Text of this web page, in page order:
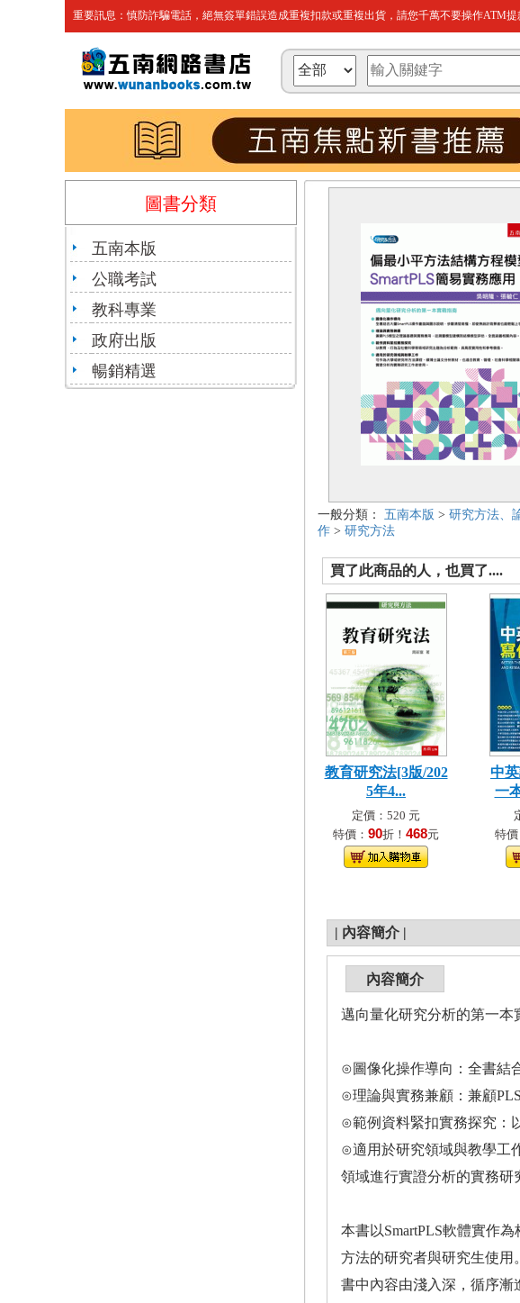
重要訊息：慎防詐騙電話，絕無簽單錯誤造成重複扣款或重複出貨，請您千萬不要操作ATM提
圖書分類
五南本版
公職考試
教科專業
政府出版
暢銷精選
一般分類： 五南本版 > 研究方法、
作 > 研究方法
買了此商品的人，也買了....
教育研究法[3版/202
5年4...
定價：520 元
特價： 90折！ 468元
中
一
特價
| 內容簡介 |
內容簡介
邁向量化研究分析的第一本
⊙圖像化操作導向：全書結
⊙理論與實務兼顧：兼顧
⊙範例資料緊扣實務探究：
⊙適用於研究領域與教學工
領域進行實證分析的實務研
本書以SmartPLS軟體實作
方法的研究者與研究生使用。
書中內容由淺入深，循序漸